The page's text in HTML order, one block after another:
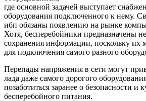
где основной задачей выступает
оборудования подключенного к нему.
ибп обязаны появлению на рынке
Хотя, бесперебойники предназначены
сохранения информации, поскольку их
для подключения самого разного
Перепады напряжения в сети могут
лада даже самого дорогого
позаботиться заранее о безопасности и
бесперебойного питания.